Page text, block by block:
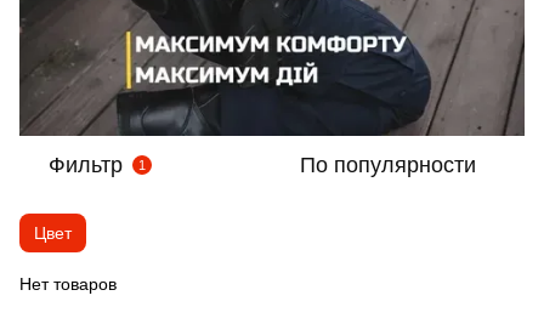
Фильтр 1 По популярности
Цвет
Нет товаров